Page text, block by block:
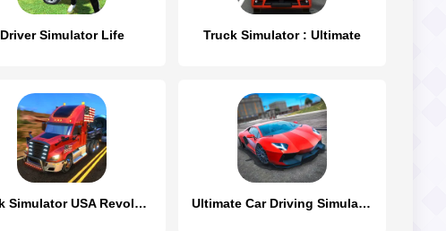
Driver Simulator Life Truck Simulator : Ultimate
Truck Simulator USA Revolution Ultimate Car Driving Simulator